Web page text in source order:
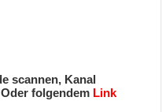
scannen, Kanal
folgendem Link